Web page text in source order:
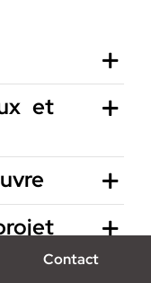
Contact
et